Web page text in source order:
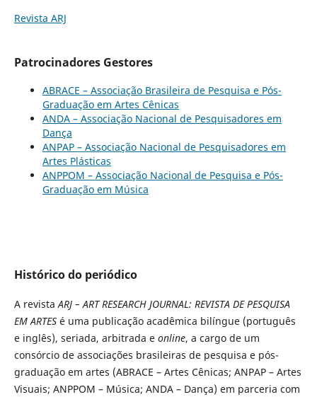
Revista ARJ
Patrocinadores Gestores
ABRACE – Associação Brasileira de Pesquisa e Pós-
Graduação em Artes Cênicas
ANDA – Associação Nacional de Pesquisadores em
Dança
ANPAP – Associação Nacional de Pesquisadores em
Artes Plásticas
ANPPOM – Associação Nacional de Pesquisa e Pós-
Graduação em Música
Histórico do periódico
A revistaARJ – ART RESEARCH JOURNAL: REVISTA DE PESQUISA
EM ARTESé uma publicação acadêmica bilíngue (português
e inglês), seriada, arbitrada e online, a cargo de um
consórcio de associações brasileiras de pesquisa e pós-
graduação em artes (ABRACE – Artes Cênicas; ANPAP – Artes
Visuais; ANPPOM – Música; ANDA – Dança) em parceria com